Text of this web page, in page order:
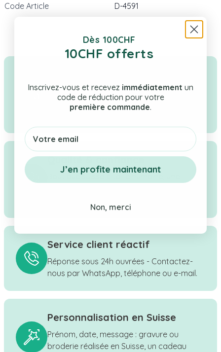
Code Article D-4591
Tes cadeaux en stock expédiés en Suisse
sous 1–2 jours ouvrés. Livraison offerte dès
Qualité & confiance
Boutique suisse à taille humaine, une
Service client réactif
Réponse sous 24h ouvrées - Contactez-
nous par WhatsApp, téléphone ou e-mail.
Personnalisation en Suisse
Prénom, date, message : gravure ou
broderie réalisée en Suisse, un cadeau
Dès 100CHF
10CHF offerts
Inscrivez-vous et recevez immédiatement un
code de réduction pour votre
première commande.
Email
J’en profite maintenant
Non, merci